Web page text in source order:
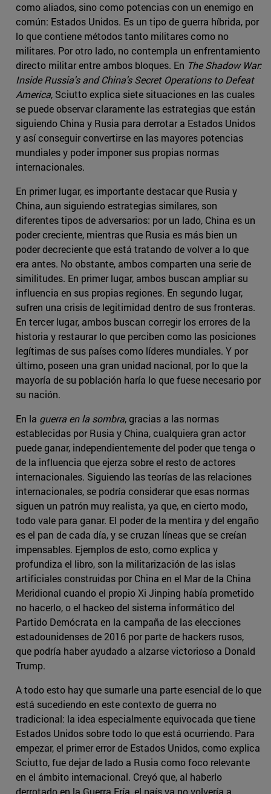
como aliados, sino como potencias con un enemigo en
común: Estados Unidos. Es un tipo de guerra híbrida, por
lo que contiene métodos tanto militares como no
militares. Por otro lado, no contempla un enfrentamiento
directo militar entre ambos bloques. En The Shadow War:
Inside Russia's and China's Secret Operations to Defeat
America, Sciutto explica siete situaciones en las cuales
se puede observar claramente las estrategias que están
siguiendo China y Rusia para derrotar a Estados Unidos
y así conseguir convertirse en las mayores potencias
mundiales y poder imponer sus propias normas
internacionales.
En primer lugar, es importante destacar que Rusia y
China, aun siguiendo estrategias similares, son
diferentes tipos de adversarios: por un lado, China es un
poder creciente, mientras que Rusia es más bien un
poder decreciente que está tratando de volver a lo que
era antes. No obstante, ambos comparten una serie de
similitudes. En primer lugar, ambos buscan ampliar su
influencia en sus propias regiones. En segundo lugar,
sufren una crisis de legitimidad dentro de sus fronteras.
En tercer lugar, ambos buscan corregir los errores de la
historia y restaurar lo que perciben como las posiciones
legítimas de sus países como líderes mundiales. Y por
último, poseen una gran unidad nacional, por lo que la
mayoría de su población haría lo que fuese necesario por
su nación.
En la guerra en la sombra, gracias a las normas
establecidas por Rusia y China, cualquiera gran actor
puede ganar, independientemente del poder que tenga o
de la influencia que ejerza sobre el resto de actores
internacionales. Siguiendo las teorías de las relaciones
internacionales, se podría considerar que esas normas
siguen un patrón muy realista, ya que, en cierto modo,
todo vale para ganar. El poder de la mentira y del engaño
es el pan de cada día, y se cruzan líneas que se creían
impensables. Ejemplos de esto, como explica y
profundiza el libro, son la militarización de las islas
artificiales construidas por China en el Mar de la China
Meridional cuando el propio Xi Jinping había prometido
no hacerlo, o el hackeo del sistema informático del
Partido Demócrata en la campaña de las elecciones
estadounidenses de 2016 por parte de hackers rusos,
que podría haber ayudado a alzarse victorioso a Donald
Trump.
A todo esto hay que sumarle una parte esencial de lo que
está sucediendo en este contexto de guerra no
tradicional: la idea especialmente equivocada que tiene
Estados Unidos sobre todo lo que está ocurriendo. Para
empezar, el primer error de Estados Unidos, como explica
Sciutto, fue dejar de lado a Rusia como foco relevante
en el ámbito internacional. Creyó que, al haberlo
derrotado en la Guerra Fría, el país ya no volvería a